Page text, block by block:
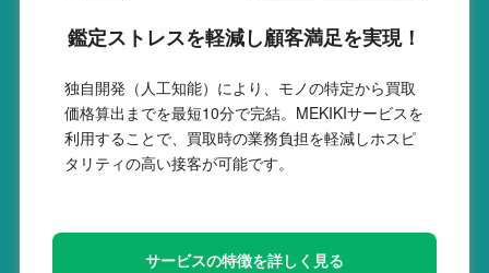
鑑定ストレスを軽減し顧客満足を実現！
独自開発（人工知能）により、モノの特定から買取
価格算出までを最短10分で完結。MEKIKIサービスを
利用することで、買取時の業務負担を軽減しホスピ
タリティの高い接客が可能です。
サービスの特徴を詳しく見る